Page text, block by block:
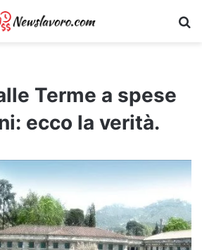
Terme a spese
ecco la verità.